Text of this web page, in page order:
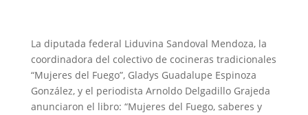
La diputada federal Liduvina Sandoval Mendoza, la
coordinadora del colectivo de cocineras tradicionales
“Mujeres del Fuego”, Gladys Guadalupe Espinoza
González, y el periodista Arnoldo Delgadillo Grajeda
anunciaron el libro: “Mujeres del Fuego, saberes y